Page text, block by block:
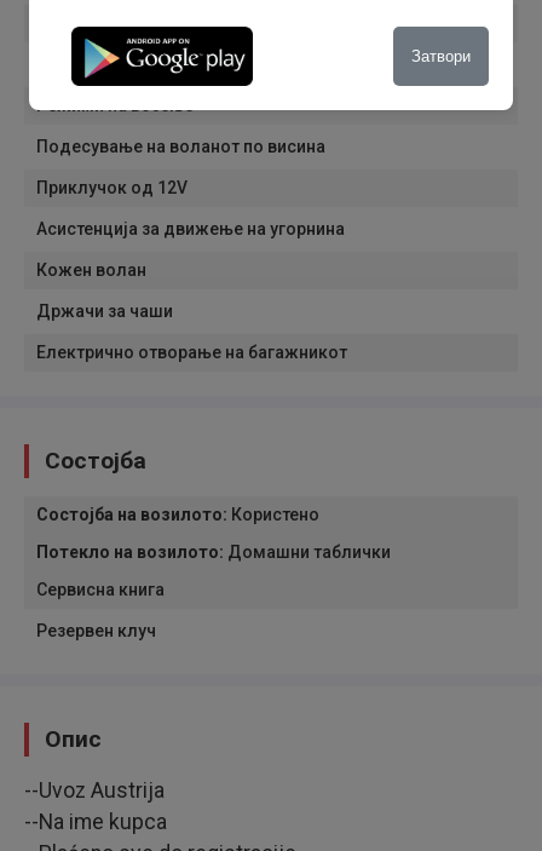
Hands-free
ISOFIX систем
Режими на возење
Подесување на воланот по висина
Приклучок од 12V
Асистенција за движење на угорнина
Кожен волан
Држачи за чаши
Електрично отворање на багажникот
Состојба
Состојба на возилото: Користено
Потекло на возилото: Домашни таблички
Сервисна книга
Резервен клуч
Опис
--Uvoz Austrija
--Na ime kupca
Затвори